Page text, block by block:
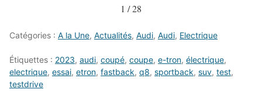
1 / 28
Catégories : A la Une, Actualités, Audi, Audi, Electrique
Étiquettes : 2023, audi, coupé, coupe, e-tron, électrique,
electrique, essai, etron, fastback, q8, sportback, suv, test,
testdrive